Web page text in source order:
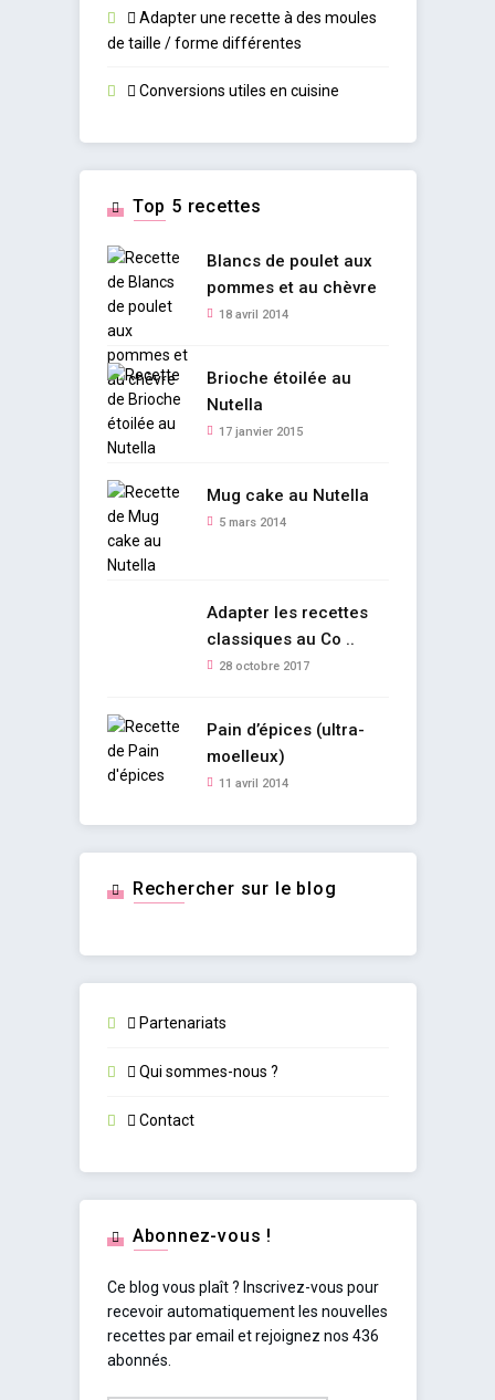
Adapter une recette à des moules
de taille / forme différentes
Conversions utiles en cuisine
Top 5 recettes
Blancs de poulet aux
pommes et au chèvre
18 avril 2014
Brioche étoilée au
Nutella
17 janvier 2015
Mug cake au Nutella
5 mars 2014
Adapter les recettes
classiques au Co ..
28 octobre 2017
Pain d’épices (ultra-
moelleux)
11 avril 2014
Rechercher sur le blog
Partenariats
Qui sommes-nous ?
Contact
Abonnez-vous !
Ce blog vous plaît ? Inscrivez-vous pour
recevoir automatiquement les nouvelles
recettes par email et rejoignez nos 436
abonnés.